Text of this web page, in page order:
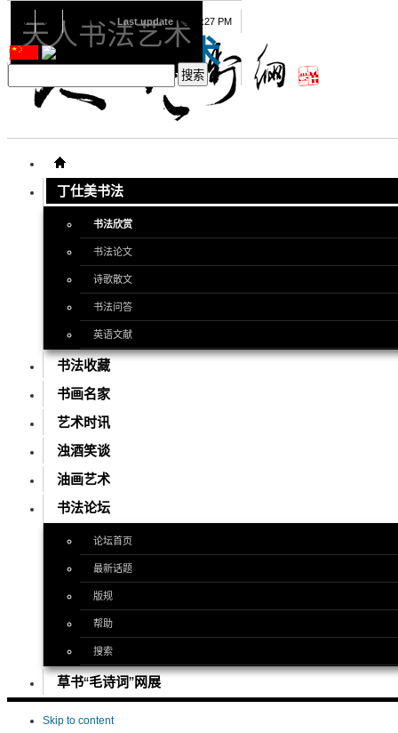
天人书法艺术
丁仕美书法
书法欣赏
书法论文
诗歌散文
书法问答
英语文献
书法收藏
书画名家
艺术时讯
浊酒笑谈
油画艺术
书法论坛
论坛首页
最新话题
版规
帮助
搜索
草书“毛诗词”网展
Skip to content
08 07 2026 Last update 08:15:27 PM
天人书法艺术